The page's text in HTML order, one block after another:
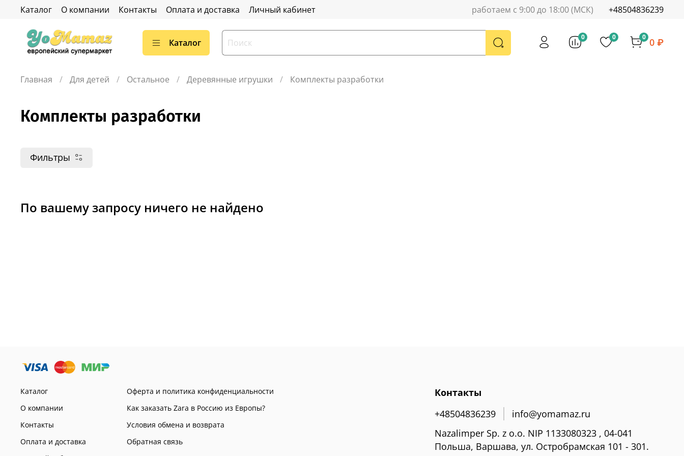
Каталог О компании Контакты Оплата и доставка Личный кабинет работаем с 9:00 до 18:00 (МСК) +48504836239
Каталог
0 0 0 0 ₽
Главная Для детей Остальное Деревянные игрушки Комплекты разработки
Комплекты разработки
Фильтры
По вашему запросу ничего не найдено
Каталог
О компании
Контакты
Оплата и доставка
Оферта и политика конфиденциальности
Как заказать Zara в Россию из Европы?
Условия обмена и возврата
Обратная связь
Контакты
+48504836239
info@yomamaz.ru
Nazalimper Sp. z o.o. NIP 1133080323 , 04-041
Польша, Варшава, ул. Остробрамская 101 - 301.